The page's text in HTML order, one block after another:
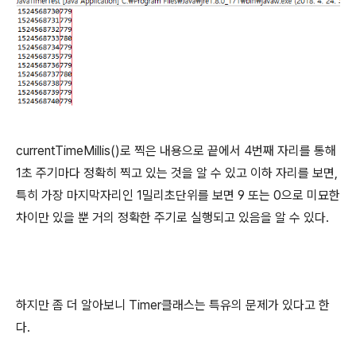
currentTimeMillis()로 찍은 내용으로 끝에서 4번째 자리를 통해
1초 주기마다 정확히 찍고 있는 것을 알 수 있고 이하 자리를 보면,
특히 가장 마지막자리인 1밀리초단위를 보면 9 또는 0으로 미묘한
차이만 있을 뿐 거의 정확한 주기로 실행되고 있음을 알 수 있다.
하지만 좀 더 알아보니 Timer클래스는 특유의 문제가 있다고 한
다.